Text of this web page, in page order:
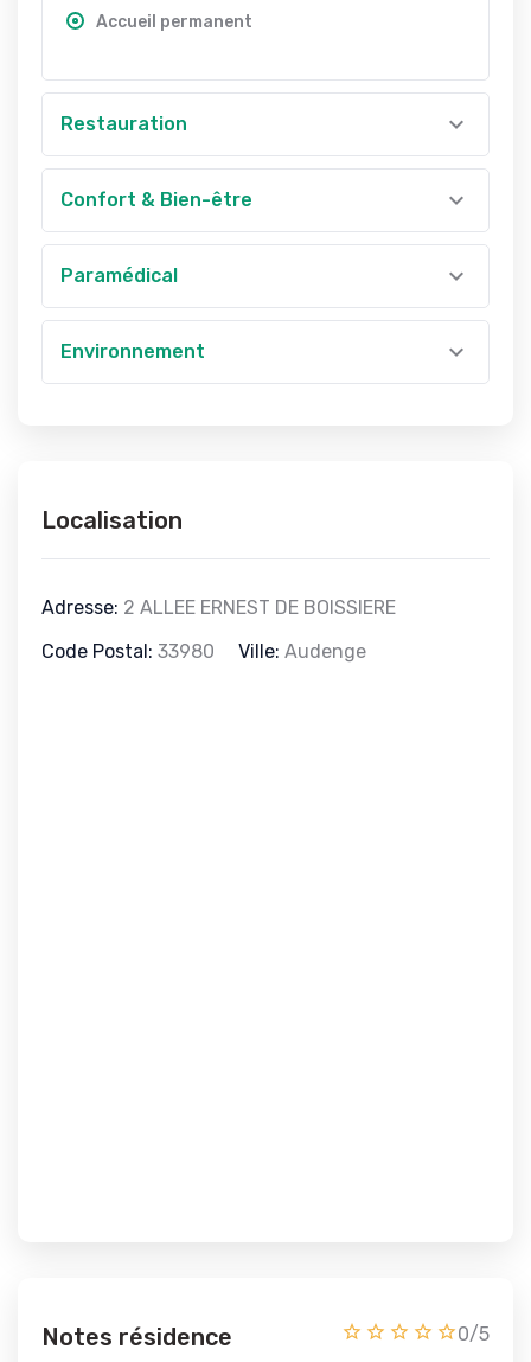
Accueil permanent
Restauration
Confort & Bien-être
Paramédical
Environnement
Localisation
Adresse: 2 ALLEE ERNEST DE BOISSIERE
Code Postal: 33980 Ville: Audenge
Notes résidence 0/5